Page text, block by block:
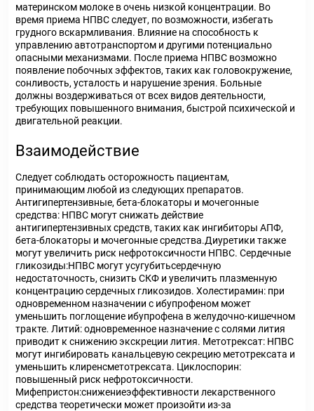
материнском молоке в очень низкой концентрации. Во
время приема НПВС следует, по возможности, избегать
грудного вскармливания. Влияние на способность к
управлению автотранспортом и другими потенциально
опасными механизмами. После приема НПВС возможно
появление побочных эффектов, таких как головокружение,
сонливость, усталость и нарушение зрения. Больные
должны воздерживаться от всех видов деятельности,
требующих повышенного внимания, быстрой психической и
двигательной реакции.
Взаимодействие
Следует соблюдать осторожность пациентам,
принимающим любой из следующих препаратов.
Антигипертензивные, бета-блокаторы и мочегонные
средства: НПВС могут снижать действие
антигипертензивных средств, таких как ингибиторы АПФ,
бета-блокаторы и мочегонные средства.Диуретики также
могут увеличить риск нефротоксичности НПВС. Сердечные
гликозиды:НПВС могут усугубитьсердечную
недостаточность, снизить СКФ и увеличить плазменную
концентрацию сердечных гликозидов. Холестирамин: при
одновременном назначении с ибупрофеном может
уменьшить поглощение ибупрофена в желудочно-кишечном
тракте. Литий: одновременное назначение с солями лития
приводит к снижению экскреции лития. Метотрексат: НПВС
могут ингибировать канальцевую секрецию метотрексата и
уменьшить клиренсметотрексата. Циклоспорин:
повышенный риск нефротоксичности.
Мифепристон:снижениеэффективности лекарственного
средства теоретически может произойти из-за